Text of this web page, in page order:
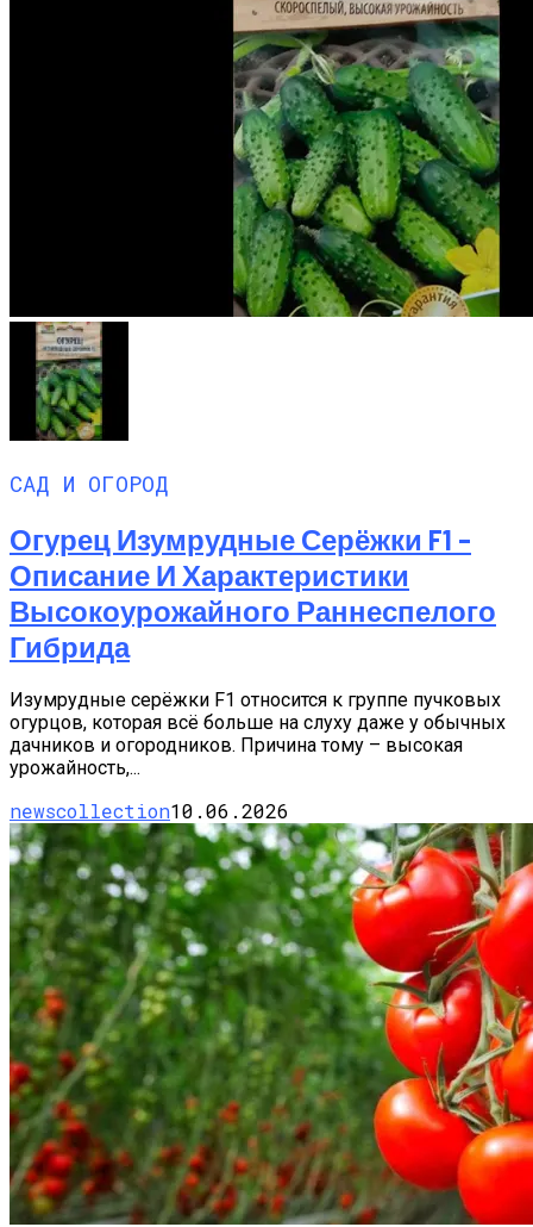
САД И ОГОРОД
Огурец Изумрудные Серёжки F1 –
Описание И Характеристики
Высокоурожайного Раннеспелого
Гибрида
Изумрудные серёжки F1 относится к группе пучковых
огурцов, которая всё больше на слуху даже у обычных
дачников и огородников. Причина тому – высокая
урожайность,...
newscollection10.06.2026